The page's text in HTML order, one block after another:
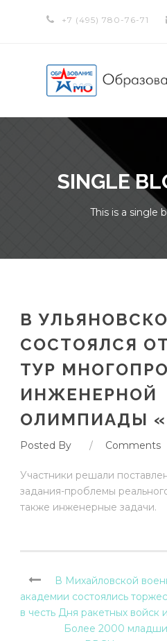
+7 (495) 780-76-71
SINGLE
This is a single
В
СОСТОЯЛСЯ
ТУР
ИНЖЕНЕРНОЙ
ОЛИМПИАДЫ
Posted By / Comments
Участники решали
задания-проблемы
также инженерные задачи.
В Михайловской
академии состоялись
в честь Дня ракетных войск
Более 2000